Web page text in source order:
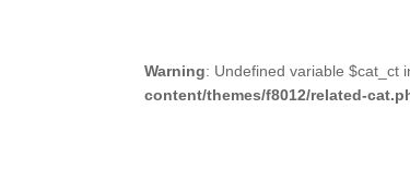
Warning: Undefined variable $cat_ct
content/themes/f8012/related-